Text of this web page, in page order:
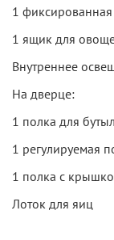
1 фиксированная
1 ящик для
Внутреннее
На дверце:
1 полка для
1 регулируемая
1 полка с
Лоток для яиц